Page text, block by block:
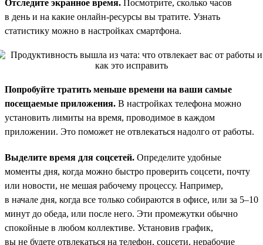
Отследите экранное время. Посмотрите, сколько часов
в день и на какие онлайн-ресурсы вы тратите. Узнать
статистику можно в настройках смартфона.
Попробуйте тратить меньше времени на ваши самые
посещаемые приложения. В настройках телефона можно
установить лимиты на время, проводимое в каждом
приложении. Это поможет не отвлекаться надолго от работы.
Выделите время для соцсетей. Определите удобные
моменты дня, когда можно быстро проверить соцсети, почту
или новости, не мешая рабочему процессу. Например,
в начале дня, когда все только собираются в офисе, или за 5–10
минут до обеда, или после него. Эти промежутки обычно
спокойные в любом коллективе. Установив график,
вы не будете отвлекаться на телефон, соцсети, нерабочие